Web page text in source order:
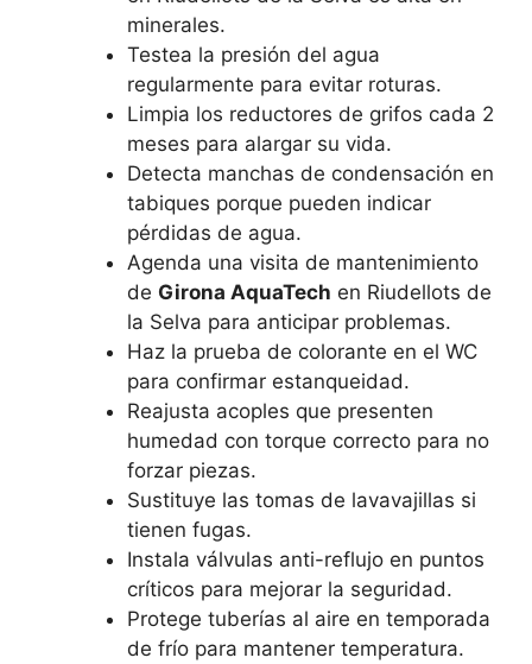
minerales.
Testea la presión del agua
regularmente para evitar roturas.
Limpia los reductores de grifos cada 2
meses para alargar su vida.
Detecta manchas de condensación en
tabiques porque pueden indicar
pérdidas de agua.
Agenda una visita de mantenimiento
de Girona AquaTech en Riudellots de
la Selva para anticipar problemas.
Haz la prueba de colorante en el WC
para confirmar estanqueidad.
Reajusta acoples que presenten
humedad con torque correcto para no
forzar piezas.
Sustituye las tomas de lavavajillas si
tienen fugas.
Instala válvulas anti-reflujo en puntos
críticos para mejorar la seguridad.
Protege tuberías al aire en temporada
de frío para mantener temperatura.